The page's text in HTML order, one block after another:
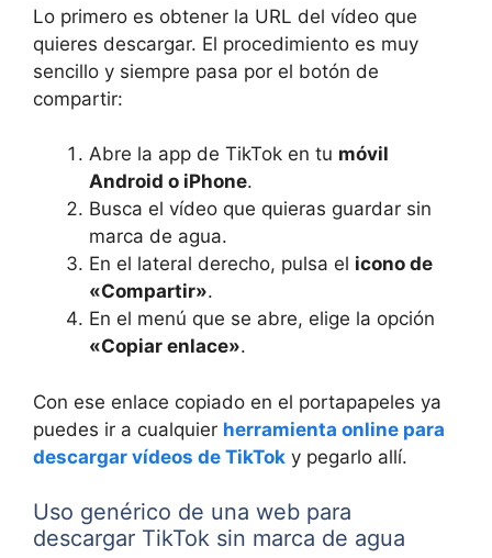
Lo primero es obtener la URL del vídeo que
quieres descargar. El procedimiento es muy
sencillo y siempre pasa por el botón de
compartir:
Abre la app de TikTok en tu móvil
Android o iPhone.
Busca el vídeo que quieras guardar sin
marca de agua.
En el lateral derecho, pulsa el icono de
«Compartir».
En el menú que se abre, elige la opción
«Copiar enlace».
Con ese enlace copiado en el portapapeles ya
puedes ir a cualquier herramienta online para
descargar vídeos de TikTok y pegarlo allí.
Uso genérico de una web para
descargar TikTok sin marca de agua